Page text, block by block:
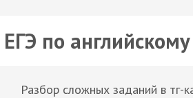
по
Разбор сложных заданий в тг-